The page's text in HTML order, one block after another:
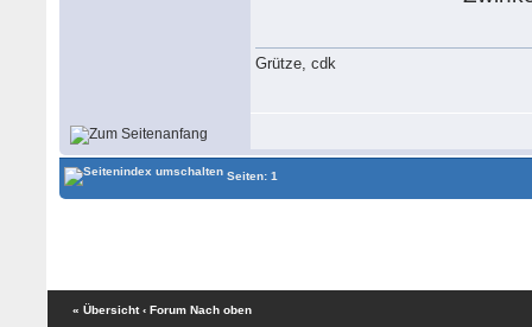
Grütze, cdk
Seiten: 1
« Übersicht ‹ Forum Nach oben